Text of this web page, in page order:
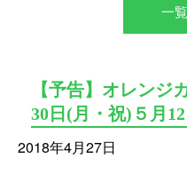
一
【予告】オレン
30日(月・祝)５月
2018年4月27日